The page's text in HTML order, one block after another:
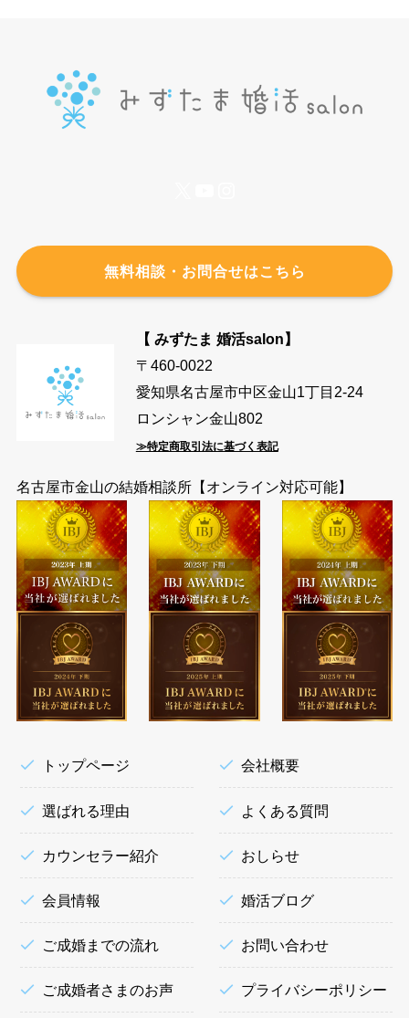
無料相談・お問合せはこちら
【 みずたま 婚活salon】
〒460-0022
愛知県名古屋市中区金山1丁目2-24
ロンシャン金山802
≫特定商取引法に基づく表記
名古屋市金山の結婚相談所【オンライン対応可能】
トップページ
選ばれる理由
カウンセラー紹介
会員情報
ご成婚までの流れ
ご成婚者さまのお声
会社概要
よくある質問
おしらせ
婚活ブログ
お問い合わせ
プライバシーポリシー